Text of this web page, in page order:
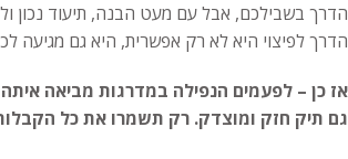
הדרך בשבילכם, אבל עם מעט הבנה, תיעוד נכון
הדרך לפיצוי היא לא רק אפשרית, היא גם מגיעה
אז כן – לפעמים הנפילה במדרגות מביאה
גם תיק חזק ומוצדק. רק תשמרו את כל